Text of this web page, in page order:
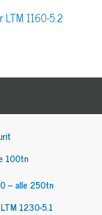
LTM 1160-5.2
100tn
– alle 250tn
1230-5.1